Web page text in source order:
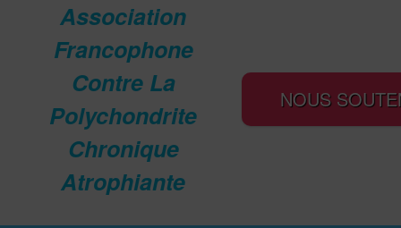
Association
Francophone
Contre La
Polychondrite
Chronique
Atrophiante
NOUS